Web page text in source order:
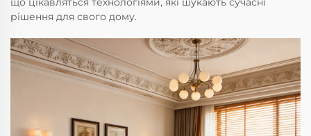
рішення для свого дому.